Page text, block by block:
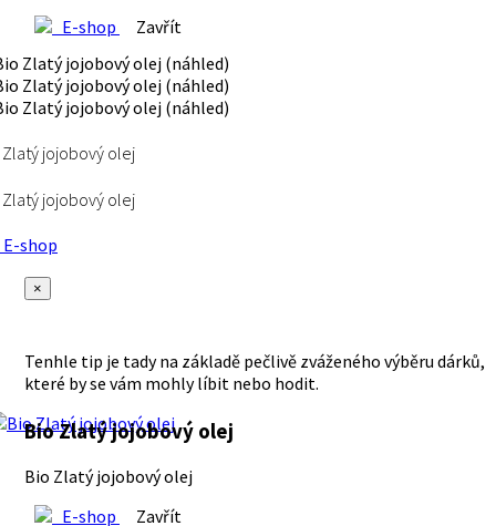
E-shop
Zavřít
Zlatý jojobový olej
Zlatý jojobový olej
shop
×
Tenhle tip je tady na základě pečlivě zváženého výběru dárků,
které by se vám mohly líbit nebo hodit.
Bio Zlatý jojobový olej
Bio Zlatý jojobový olej
E-shop
Zavřít